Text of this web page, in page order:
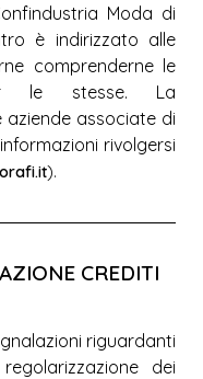
Moda di
è indirizzato alle
comprenderne le
le stesse. La
associate di
rivolgersi
).
CREDITI
riguardanti
dei